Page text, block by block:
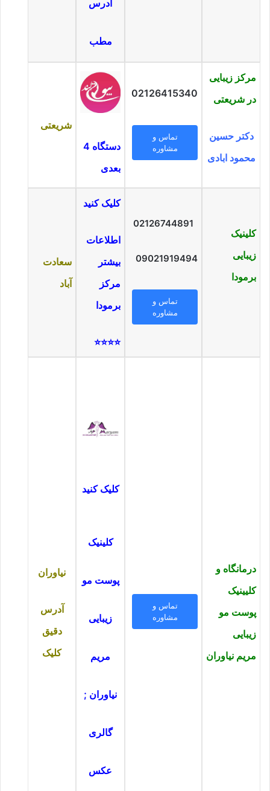
آدرس
مطب
مرکز زیبایی
در شریعتی
دکتر حسین
محمود ابادی
02126415340
تماس و
مشاوره
دستگاه 4
بعدی
شریعتی
کلینیک
زیبایی
برمودا
02126744891
09021919494
تماس و
مشاوره
کلیک کنید
اطلاعات
بیشتر
مرکز
برمودا
⭐⭐
⭐⭐
سعادت
آباد
درمانگاه و
کلیینیک
پوست مو
زیبایی
مریم نیاوران
تماس و
مشاوره
کلیک کنید
کلینیک
پوست مو
زیبایی
مریم
نیاوران ;
گالری
عکس
نیاوران
آدرس
دقیق
کلیک